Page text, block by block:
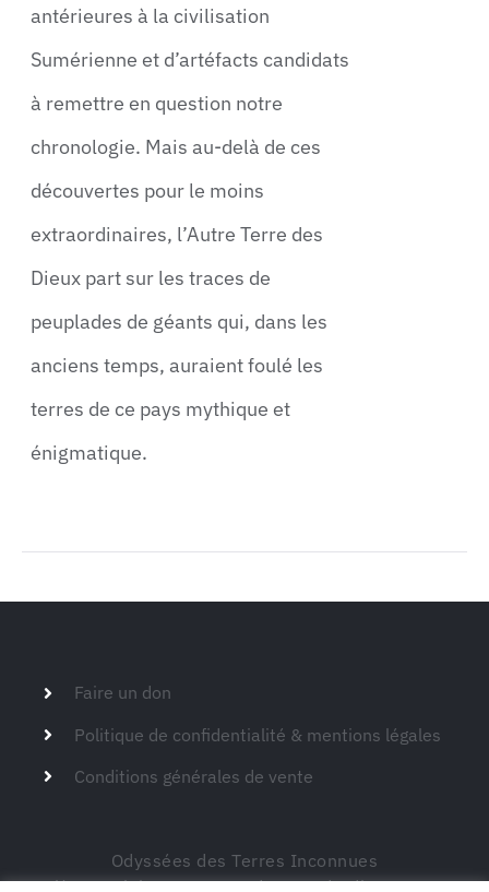
antérieures à la civilisation
Sumérienne et d’artéfacts candidats
à remettre en question notre
chronologie. Mais au-delà de ces
découvertes pour le moins
extraordinaires, l’Autre Terre des
Dieux part sur les traces de
peuplades de géants qui, dans les
anciens temps, auraient foulé les
terres de ce pays mythique et
énigmatique.
Faire un don
Politique de confidentialité & mentions légales
Conditions générales de vente
Odyssées des Terres Inconnues
Siège social – 149 route de Montdardier 30770